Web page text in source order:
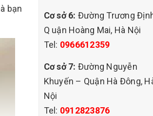
bạn
Cơ sở 6: Đường Trương
Q uận Hoàng Mai, Hà Nội
Tel: 0966612359
Cơ sở 7: Đường Nguyễn
Khuyến – Quận Hà Đông,
Nội
Tel: 0912823876